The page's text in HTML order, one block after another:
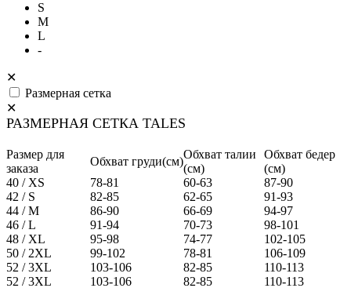
S
M
L
-
✕
Размерная сетка
✕
РАЗМЕРНАЯ СЕТКА TALES
Размер для
заказа
Обхват груди(см)
Обхват талии
(см)
Обхват бедер
(см)
40 / XS
78-81 60-63
87-90
42 / S
82-85 62-65
91-93
44 / M
86-90 66-69
94-97
46 / L
91-94 70-73
98-101
48 / XL
95-98 74-77
102-105
50 / 2XL
99-102 78-81
106-109
52 / 3XL
103-106 82-85
110-113
52 / 3XL
103-106 82-85 110-113